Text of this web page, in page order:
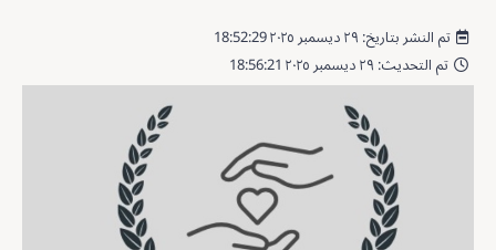
تم النشر بتاريخ: ٢٩ ديسمبر ٢٠٢٥ 18:52:29
تم التحديث: ٢٩ ديسمبر ٢٠٢٥ 18:56:21